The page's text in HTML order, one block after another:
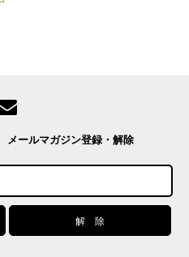
メールマガジン登録・解除